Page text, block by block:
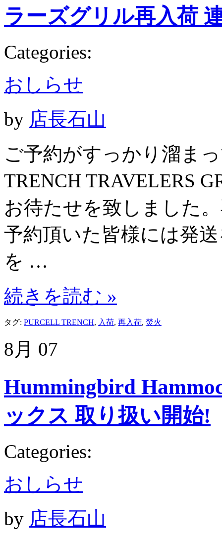
ラーズグリル再入荷
Categories:
おしらせ
by 店長石山
ご予約がすっかり溜ま
TRENCH TRAVELERS
お待たせを致しました
予約頂いた皆様には発
を …
続きを読む »
タグ: PURCELL TRENCH, 入荷, 再入荷, 焚火
8月 07
Hummingbird
ックス 取り扱い開始!
Categories:
おしらせ
by 店長石山